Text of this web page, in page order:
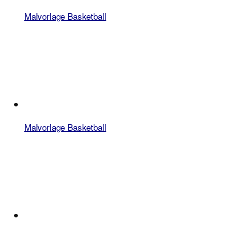
Malvorlage Basketball
Malvorlage Basketball